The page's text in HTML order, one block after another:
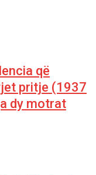
që
pritje (1937
dy motrat